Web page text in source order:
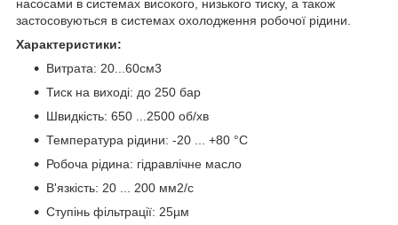
насосами в системах високого, низького тиску, а також
застосовуються в системах охолодження робочої рідини.
Характеристики:
Витрата: 20...60см3
Тиск на виході: до 250 бар
Швидкість: 650 ...2500 об/хв
Температура рідини: -20 ... +80 °C
Робоча рідина: гідравлічне масло
В'язкість: 20 ... 200 мм2/с
Ступінь фільтрації: 25µм